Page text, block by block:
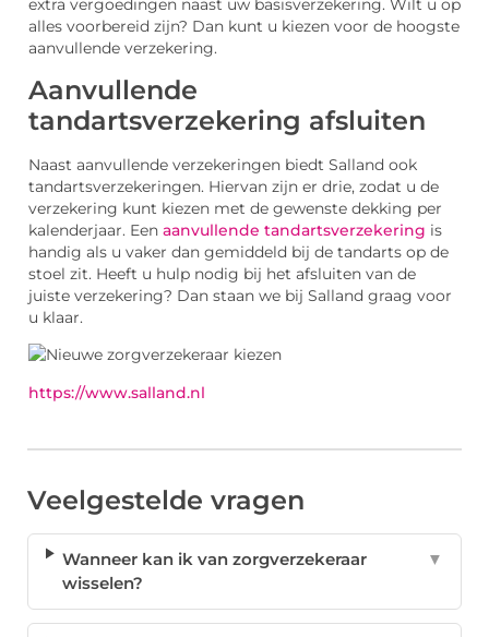
extra vergoedingen naast uw basisverzekering. Wilt u op
alles voorbereid zijn? Dan kunt u kiezen voor de hoogste
aanvullende verzekering.
Aanvullende
tandartsverzekering afsluiten
Naast aanvullende verzekeringen biedt Salland ook
tandartsverzekeringen. Hiervan zijn er drie, zodat u de
verzekering kunt kiezen met de gewenste dekking per
kalenderjaar. Een aanvullende tandartsverzekering is
handig als u vaker dan gemiddeld bij de tandarts op de
stoel zit. Heeft u hulp nodig bij het afsluiten van de
juiste verzekering? Dan staan we bij Salland graag voor
u klaar.
https://www.salland.nl
Veelgestelde vragen
Wanneer kan ik van zorgverzekeraar
wisselen?
▼